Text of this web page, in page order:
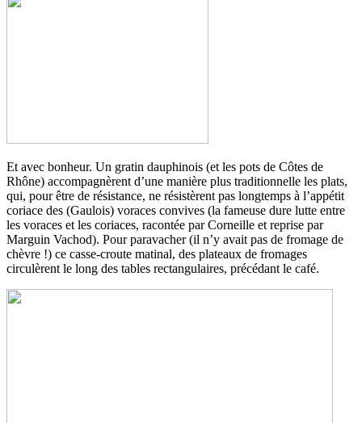
Et avec bonheur. Un gratin dauphinois (et les pots de Côtes de
Rhône) accompagnèrent d’une manière plus traditionnelle les plats,
qui, pour être de résistance, ne résistèrent pas longtemps à l’appétit
coriace des (Gaulois) voraces convives (la fameuse dure lutte entre
les voraces et les coriaces, racontée par Corneille et reprise par
Marguin Vachod). Pour paravacher (il n’y avait pas de fromage de
chèvre !) ce casse-croute matinal, des plateaux de fromages
circulèrent le long des tables rectangulaires, précédant le café.